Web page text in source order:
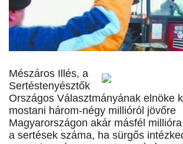
Mészáros Illés, a
Sertéstenyésztők
Országos Választmányának elnöke
mostani három-négy millióról jövőre
Magyarországon akár másfél
a sertések száma, ha sürgős